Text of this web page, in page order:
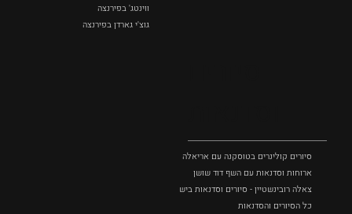
ווינטג' בפירנצה
גוצ'י גארדן בפירנצה
סיורים קולינרים בטוסקנה עם אריאלה בנקיר
ארוחות וסדנאות עם השף דוד שושן
צאלה רובינשטיין - סיורים וסדנאות בישול בטוסקנה
כל הסיורים והסדנאות